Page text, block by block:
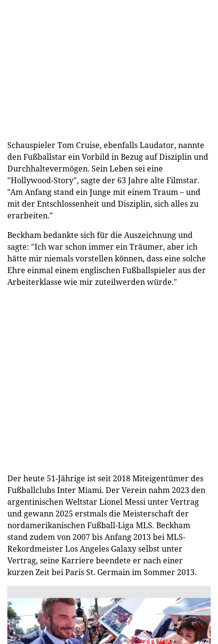
Schauspieler Tom Cruise, ebenfalls Laudator, nannte
den Fußballstar ein Vorbild in Bezug auf Disziplin und
Durchhaltevermögen. Sein Leben sei eine
"Hollywood-Story", sagte der 63 Jahre alte Filmstar.
"Am Anfang stand ein Junge mit einem Traum – und
mit der Entschlossenheit und Disziplin, sich alles zu
erarbeiten."
Beckham bedankte sich für die Auszeichnung und
sagte: "Ich war schon immer ein Träumer, aber ich
hätte mir niemals vorstellen können, dass eine solche
Ehre einmal einem englischen Fußballspieler aus der
Arbeiterklasse wie mir zuteilwerden würde."
Der heute 51-Jährige ist seit 2018 Miteigentümer des
Fußballclubs Inter Miami. Der Verein nahm 2023 den
argentinischen Weltstar Lionel Messi unter Vertrag
und gewann 2025 erstmals die Meisterschaft der
nordamerikanischen Fußball-Liga MLS. Beckham
stand zudem von 2007 bis Anfang 2013 bei MLS-
Rekordmeister Los Angeles Galaxy selbst unter
Vertrag, seine Karriere beendete er nach einer
kurzen Zeit bei Paris St. Germain im Sommer 2013.